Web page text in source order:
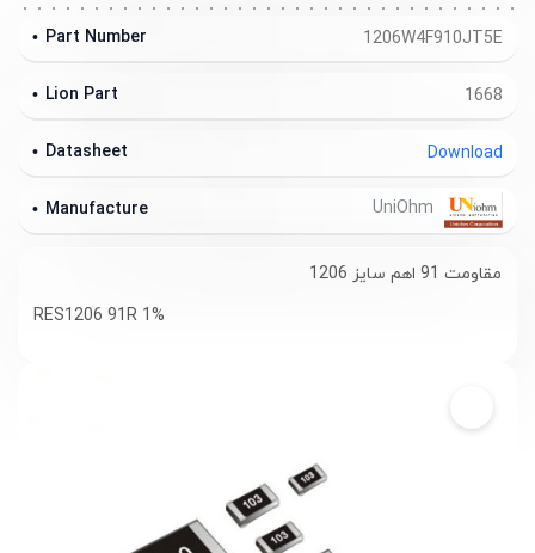
1206W4F910JT5E
Part Number
1668
Lion Part
Download
Datasheet
Manufacture
مقاومت 91 اهم سایز 1206
RES1206 91R 1%